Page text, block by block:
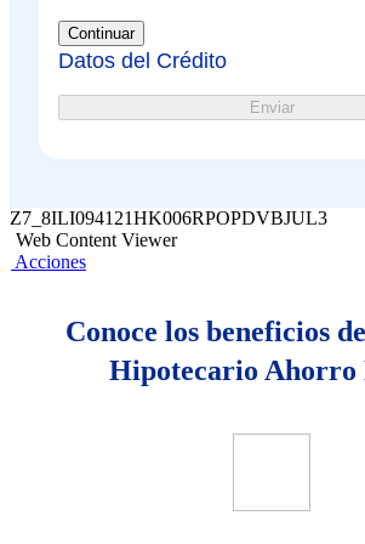
Continuar
Datos del Crédito
Enviar
Z7_8ILI094121HK006RPOPDVBJUL3
Web Content Viewer
Acciones
Conoce los beneficios
Hipotecario Ahorro